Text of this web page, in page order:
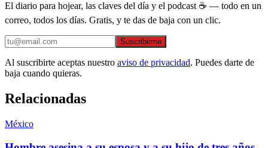
El diario para hojear, las claves del día y el podcast ☕ — todo en un
correo, todos los días. Gratis, y te das de baja con un clic.
Suscribirme
Al suscribirte aceptas nuestro aviso de privacidad. Puedes darte de
baja cuando quieras.
Relacionadas
México